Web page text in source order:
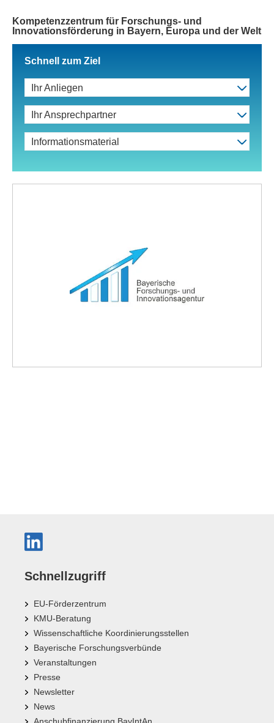
Kompetenzzentrum für Forschungs- und
Innovationsförderung in Bayern, Europa und der Welt
Schnell zum Ziel
Ihr Anliegen
Ihr Ansprechpartner
Informationsmaterial
Schnellzugriff
EU-Förderzentrum
KMU-Beratung
Wissenschaftliche Koordinierungsstellen
Bayerische Forschungsverbünde
Veranstaltungen
Presse
Newsletter
News